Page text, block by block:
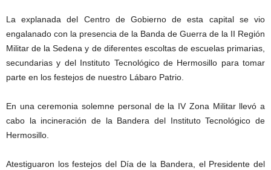
La explanada del Centro de Gobierno de esta capital se vio
engalanado con la presencia de la Banda de Guerra de la II Región
Militar de la Sedena y de diferentes escoltas de escuelas primarias,
secundarias y del Instituto Tecnológico de Hermosillo para tomar
parte en los festejos de nuestro Lábaro Patrio.
En una ceremonia solemne personal de la IV Zona Militar llevó a
cabo la incineración de la Bandera del Instituto Tecnológico de
Hermosillo.
Atestiguaron los festejos del Día de la Bandera, el Presidente del